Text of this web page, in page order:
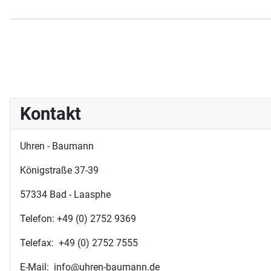
Kontakt
Uhren - Baumann
Königstraße 37-39
57334 Bad - Laasphe
Telefon: +49 (0) 2752 9369
Telefax: +49 (0) 2752 7555
E-Mail: info@uhren-baumann.de